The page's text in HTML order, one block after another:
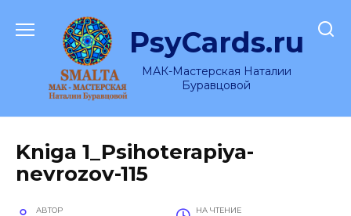
содержанию
PsyCards.ru
МАК-Мастерская Наталии
Буравцовой
Kniga 1_Psihoterapiya-
nevrozov-115
АВТОР НА ЧТЕНИЕ